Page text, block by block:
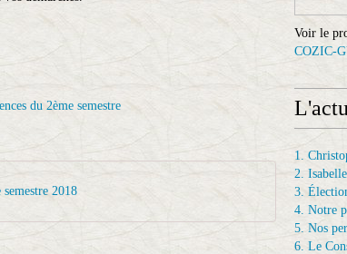
semestre 2018
Voir le
COZIC-
1.
2.
3.
4. Notre
5. Nos
6. Le